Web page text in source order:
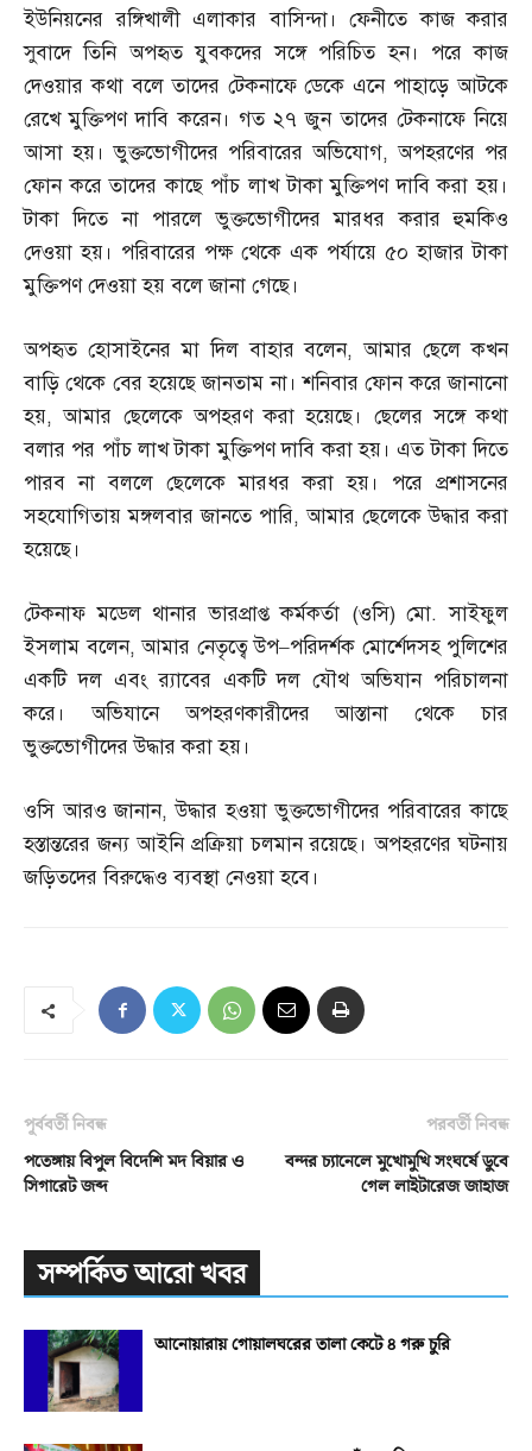
ইউনিয়নের রঙ্গিখালী এলাকার বাসিন্দা। ফেনীতে কাজ করার
সুবাদে তিনি অপহৃত যুবকদের সঙ্গে পরিচিত হন। পরে কাজ
দেওয়ার কথা বলে তাদের টেকনাফে ডেকে এনে পাহাড়ে আটকে
রেখে মুক্তিপণ দাবি করেন। গত ২৭ জুন তাদের টেকনাফে নিয়ে
আসা হয়। ভুক্তভোগীদের পরিবারের অভিযোগ,অপহরণের পর
ফোন করে তাদের কাছে পাঁচ লাখ টাকা মুক্তিপণ দাবি করা হয়।
টাকা দিতে না পারলে ভুক্তভোগীদের মারধর করার হুমকিও
দেওয়া হয়। পরিবারের পক্ষ থেকে এক পর্যায়ে ৫০ হাজার টাকা
মুক্তিপণ দেওয়া হয় বলে জানা গেছে।
অপহৃত হোসাইনের মা দিল বাহার বলেন,আমার ছেলে কখন
বাড়ি থেকে বের হয়েছে জানতাম না। শনিবার ফোন করে জানানো
হয়,আমার ছেলেকে অপহরণ করা হয়েছে। ছেলের সঙ্গে কথা
বলার পর পাঁচ লাখ টাকা মুক্তিপণ দাবি করা হয়। এত টাকা দিতে
পারব না বললে ছেলেকে মারধর করা হয়। পরে প্রশাসনের
সহযোগিতায় মঙ্গলবার জানতে পারি,আমার ছেলেকে উদ্ধার করা
হয়েছে।
টেকনাফ মডেল থানার ভারপ্রাপ্ত কর্মকর্তা (ওসি)মো.সাইফুল
ইসলাম বলেন,আমার নেতৃত্বে উপ–পরিদর্শক মোর্শেদসহ পুলিশের
একটি দল এবং র‌্যাবের একটি দল যৌথ অভিযান পরিচালনা
করে। অভিযানে অপহরণকারীদের আস্তানা থেকে চার
ভুক্তভোগীদের উদ্ধার করা হয়।
ওসি আরও জানান,উদ্ধার হওয়া ভুক্তভোগীদের পরিবারের কাছে
হস্তান্তরের জন্য আইনি প্রক্রিয়া চলমান রয়েছে। অপহরণের ঘটনায়
জড়িতদের বিরুদ্ধেও ব্যবস্থা নেওয়া হবে।
পূর্ববর্তী নিবন্ধ
পতেঙ্গায় বিপুল বিদেশি মদ বিয়ার ও
সিগারেট জব্দ
পরবর্তী নিবন্ধ
বন্দর চ্যানেলে মুখোমুখি সংঘর্ষে ডুবে
গেল লাইটারেজ জাহাজ
সম্পর্কিত আরো খবর
আনোয়ারায় গোয়ালঘরের তালা কেটে ৪ গরু চুরি